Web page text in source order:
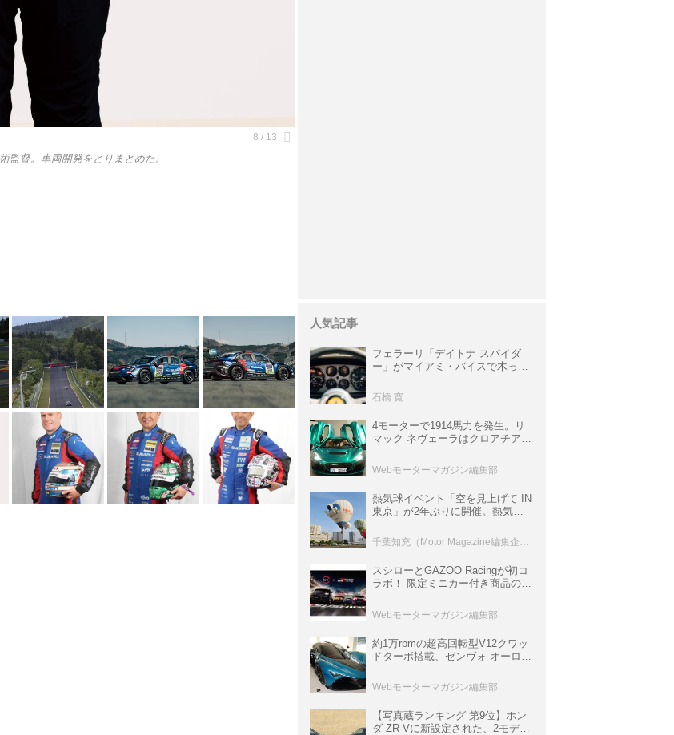
監督。車両開発をとりまとめた。
人気記事
フェラーリ「デイトナ スパイダ
ー」がマイアミ・バイスで木っ端
サ」に化けた理由
石橋 寛
4モーターで1914馬力を発生。リ
マック ネヴェーラはクロアチア発
ロニクル・完全版／115】
Webモーターマガジン編集部
熱気球イベント「空を見上げて IN
東京」が2年ぶりに開催。熱気球
室などのコンテンツも
千葉知充（Motor Magazine編集企画室）
スシローとGAZOO Racingが初コ
ラボ！ 限定ミニカー付き商品の
ト体験があたる抽選企画などを展
開
Webモーターマガジン編集部
約1万rpmの超高回転型V12クワッ
ドターボ搭載、ゼンヴォ オーロラ
イパーカー【スーパーカークロニ
クル・完全版／116】
Webモーターマガジン編集部
【写真蔵ランキング 第9位】ホン
ダ ZR-Vに新設定された、2モデル